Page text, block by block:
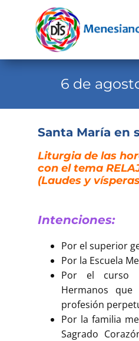
Evangelio
Familia Menesiana
Recursos
Contacto
6 de
Santa María en
Liturgia de las
con el tema
(Laudes y
Intenciones:
Por el superior
Por la Escuela
Por el curso
Hermanos
profesión
Por la familia
Sagrado